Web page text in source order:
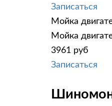
Записаться
Мойка
Мойка
3961 руб
Записаться